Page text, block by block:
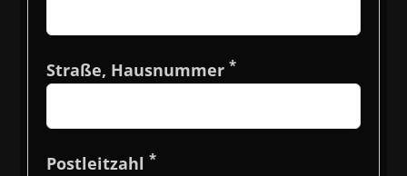
Straße, Hausnummer *
Postleitzahl *